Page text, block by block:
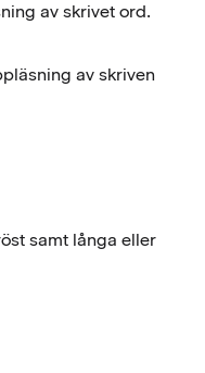
av skrivet ord.
av skriven
samt långa eller